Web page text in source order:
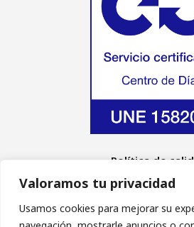
Valoramos tu privacidad
Usamos cookies para mejorar su
Política de
Política de
Política de